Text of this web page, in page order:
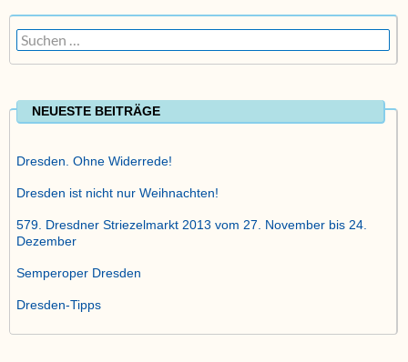
Suchen
nach:
NEUESTE BEITRÄGE
Dresden. Ohne Widerrede!
Dresden ist nicht nur Weihnachten!
579. Dresdner Striezelmarkt 2013 vom 27. November bis 24.
Dezember
Semperoper Dresden
Dresden-Tipps